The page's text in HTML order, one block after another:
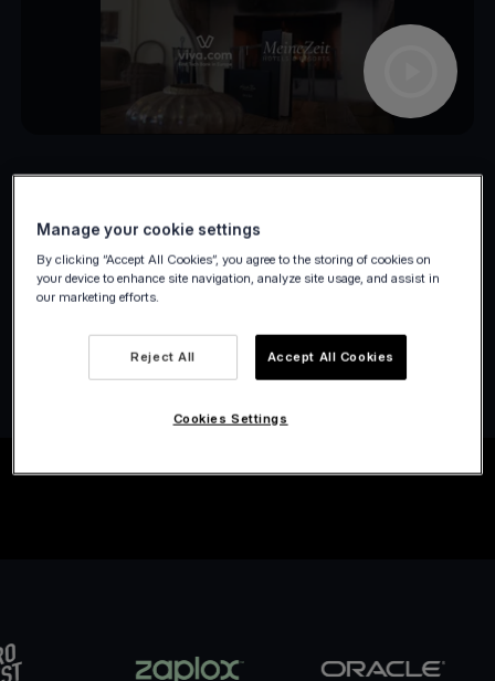
Manage your cookie settings
By clicking “Accept All Cookies”, you agree to the storing of cookies on
your device to enhance site navigation, analyze site usage, and assist in
our marketing efforts.
Reject All Accept All Cookies
Cookies Settings